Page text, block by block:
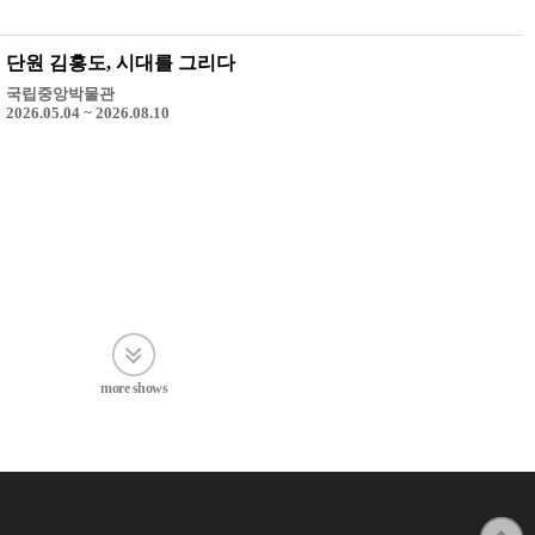
단원 김홍도, 시대를 그리다
국립중앙박물관
2026.05.04 ~ 2026.08.10
more shows